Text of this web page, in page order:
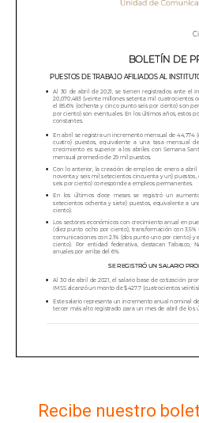
Recibe nuestro